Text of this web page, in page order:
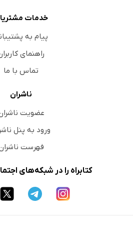
خدمات
پیام به
راهنمای
تماس با ما
ناشران
عضویت
ورود به پنل
فهرست
کتابراه را در شبکه‌های